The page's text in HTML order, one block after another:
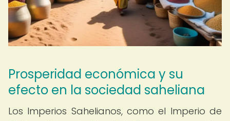
Prosperidad económica y su
efecto en la sociedad saheliana
Los Imperios Sahelianos, como el Imperio de